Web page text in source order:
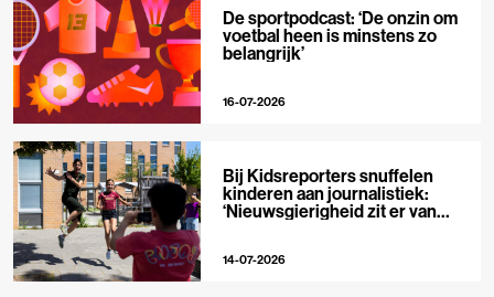
De sportpodcast: ‘De onzin om
voetbal heen is minstens zo
belangrijk’
16-07-2026
Bij Kidsreporters snuffelen
kinderen aan journalistiek:
‘Nieuwsgierigheid zit er van
14-07-2026